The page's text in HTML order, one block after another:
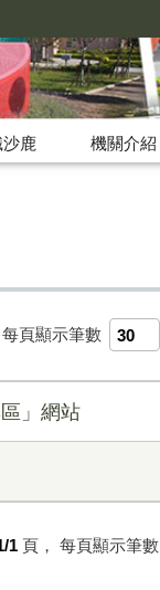
鹿 機關介紹
每頁顯示筆數
」網站
1 頁， 每頁顯示筆數